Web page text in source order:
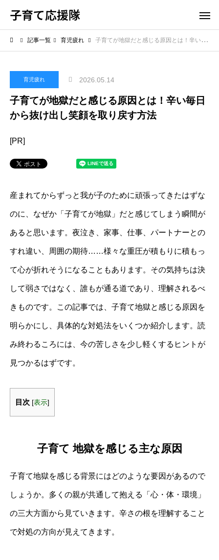
子育て応援隊
記事一覧 育児疲れ 子育てが地獄だと感じる原因とは！辛い毎日から抜け出し笑顔を取り戻す方法
育児疲れ 2026.05.14
子育てが地獄だと感じる原因とは！辛い毎日
から抜け出し笑顔を取り戻す方法
[PR]
産まれてからずっと我が子のために頑張ってきたはずな
のに、なぜか「子育てが地獄」だと感じてしまう瞬間が
あると思います。夜泣き、家事、仕事、パートナーとの
すれ違い、周囲の期待……様々な重圧が積もりに積もっ
て心が折れそうになることもあります。その気持ちは決
して弱さではなく、誰もが通る道であり、理解されるべ
きものです。この記事では、子育て地獄と感じる原因を
明らかにし、具体的な対処法をいくつか紹介します。読
み終わるころには、今の苦しさを少し軽くするヒントが
見つかるはずです。
目次 [表示]
子育て 地獄を感じる主な原因
子育て地獄を感じる背景にはどのような要因があるので
しょうか。多くの親が共通して抱える「心・体・環境」
の三大方面から見ていきます。辛さの根を理解すること
で対処の方向が見えてきます。